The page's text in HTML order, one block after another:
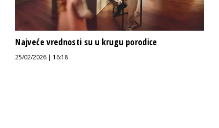
Najveće vrednosti su u krugu porodice
25/02/2026 | 16:18